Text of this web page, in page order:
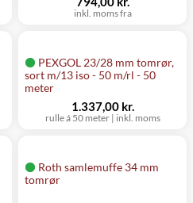
inkl. moms fra
PEXGOL 23/28 mm tomrør,
sort m/13 iso - 50 m/rl - 50
meter
rulle á 50 meter| inkl. moms
1.337,00 kr.
Roth samlemuffe 34 mm
tomrør